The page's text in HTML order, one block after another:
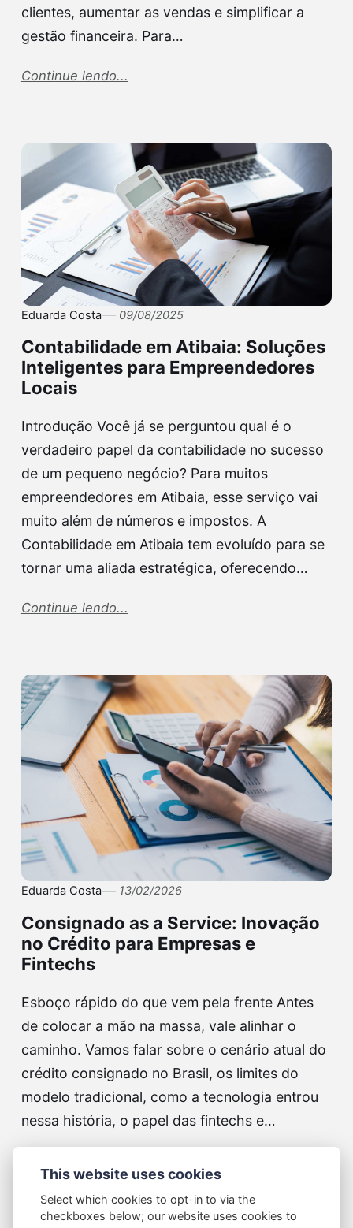
clientes, aumentar as vendas e simplificar a
gestão financeira. Para…
Continue lendo...
Eduarda Costa 09/08/2025
Contabilidade em Atibaia: Soluções
Inteligentes para Empreendedores
Locais
Introdução Você já se perguntou qual é o
verdadeiro papel da contabilidade no sucesso
de um pequeno negócio? Para muitos
empreendedores em Atibaia, esse serviço vai
muito além de números e impostos. A
Contabilidade em Atibaia tem evoluído para se
tornar uma aliada estratégica, oferecendo…
Continue lendo...
Eduarda Costa 13/02/2026
Consignado as a Service: Inovação
no Crédito para Empresas e
Fintechs
Esboço rápido do que vem pela frente Antes
de colocar a mão na massa, vale alinhar o
caminho. Vamos falar sobre o cenário atual do
crédito consignado no Brasil, os limites do
modelo tradicional, como a tecnologia entrou
nessa história, o papel das fintechs e…
This website uses cookies
Select which cookies to opt-in to via the
checkboxes below; our website uses cookies to